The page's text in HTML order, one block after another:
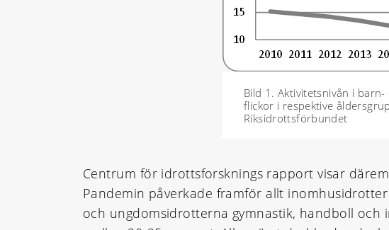
Bild 1. Aktivitetsnivån i
flickor i respektive
Riksidrottsförbundet
Centrum för idrottsforsknings rapport visar
Pandemin påverkade framför allt
och ungdomsidrotterna gymnastik, handboll och